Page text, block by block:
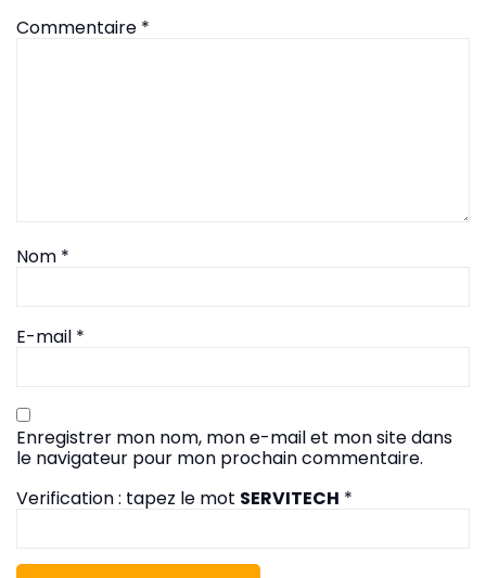
Commentaire *
Nom *
E-mail *
Enregistrer mon nom, mon e-mail et mon site dans
le navigateur pour mon prochain commentaire.
Verification : tapez le mot SERVITECH *